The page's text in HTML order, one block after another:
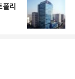
리